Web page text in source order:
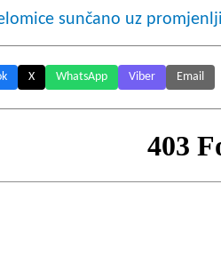
sunčano uz
X WhatsApp Viber Email